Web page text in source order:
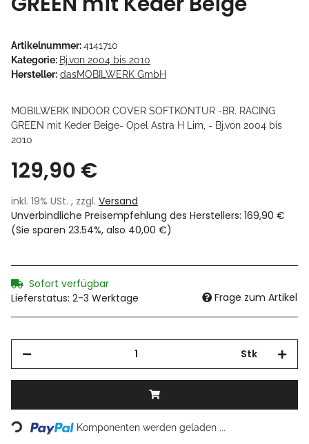
Artikelnummer:4141710
Kategorie: Bj.von 2004 bis 2010
Hersteller: dasMOBILWERK GmbH
MOBILWERK INDOOR COVER SOFTKONTUR -BR. RACING
GREEN mit Keder Beige- Opel Astra H Lim, - Bj.von 2004 bis
2010
129,90 €
inkl. 19% USt. , zzgl. Versand
Unverbindliche Preisempfehlung des Herstellers: 169,90 €
(Sie sparen 23.54%, also 40,00 €)
Sofort verfügbar
Lieferstatus: 2-3 Werktage
Frage zum Artikel
Stk
Komponenten werden geladen ...